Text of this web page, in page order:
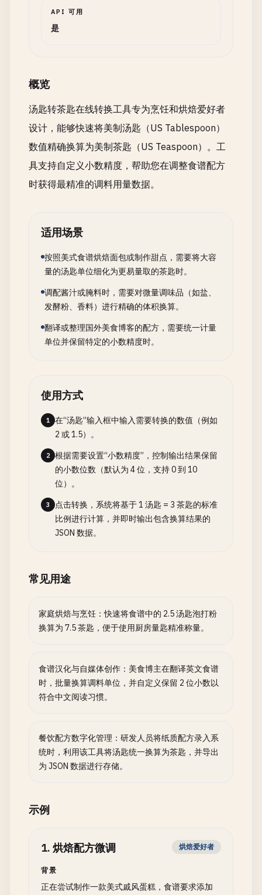
API 可用
是
概览
汤匙转茶匙在线转换工具专为烹饪和烘焙爱好者
设计，能够快速将美制汤匙（US Tablespoon）
数值精确换算为美制茶匙（US Teaspoon）。工
具支持自定义小数精度，帮助您在调整食谱配方
时获得最精准的调料用量数据。
适用场景
按照美式食谱烘焙面包或制作甜点，需要将大容
量的汤匙单位细化为更易量取的茶匙时。
调配酱汁或腌料时，需要对微量调味品（如盐、
发酵粉、香料）进行精确的体积换算。
翻译或整理国外美食博客的配方，需要统一计量
单位并保留特定的小数精度时。
使用方式
1
在“汤匙”输入框中输入需要转换的数值（例如
2 或 1.5）。
2
根据需要设置“小数精度”，控制输出结果保留
的小数位数（默认为 4 位，支持 0 到 10
位）。
3
点击转换，系统将基于 1 汤匙 = 3 茶匙的标准
比例进行计算，并即时输出包含换算结果的
JSON 数据。
常见用途
家庭烘焙与烹饪：快速将食谱中的 2.5 汤匙泡打粉
换算为 7.5 茶匙，便于使用厨房量匙精准称量。
食谱汉化与自媒体创作：美食博主在翻译英文食谱
时，批量换算调料单位，并自定义保留 2 位小数以
符合中文阅读习惯。
餐饮配方数字化管理：研发人员将纸质配方录入系
统时，利用该工具将汤匙统一换算为茶匙，并导出
为 JSON 数据进行存储。
示例
1. 烘焙配方微调 烘焙爱好者
背景
正在尝试制作一款美式戚风蛋糕，食谱要求添加